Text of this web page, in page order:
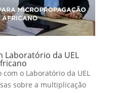
Laboratório da UEL
o Laboratório da UEL
sobre a multiplicação